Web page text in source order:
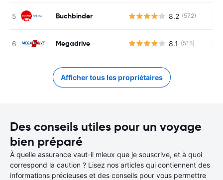
Buchbinder 8.2 (572)
Megadrive 8.1 (515)
Afficher tous les propriétaires
Des conseils utiles pour un voyage
bien préparé
À quelle assurance vaut-il mieux que je souscrive, et à quoi
correspond la caution ? Lisez nos articles qui contiennent des
informations précieuses et des conseils pour vous permettre